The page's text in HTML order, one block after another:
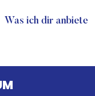
Was ich dir anbiete